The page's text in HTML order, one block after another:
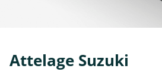
Attelage Suzuki